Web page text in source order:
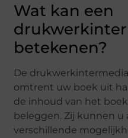
Wat kan een
betekenen?
De
omtrent uw boek uit
de inhoud van het
beleggen. Zij kunnen u
verschillende